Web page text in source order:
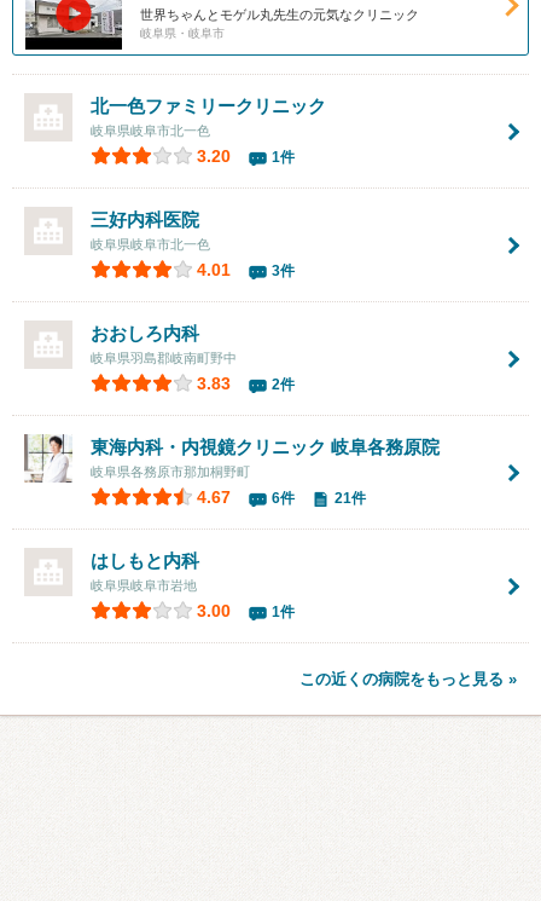
世界ちゃんとモゲル丸先生の元気なクリニック
岐阜県・岐阜市
北一色ファミリークリニック
岐阜県岐阜市北一色
3.20 1件
三好内科医院
岐阜県岐阜市北一色
4.01 3件
おおしろ内科
岐阜県羽島郡岐南町野中
3.83 2件
東海内科・内視鏡クリニック 岐阜各務原院
岐阜県各務原市那加桐野町
4.67 6件 21件
はしもと内科
岐阜県岐阜市岩地
3.00 1件
この近くの病院をもっと見る »